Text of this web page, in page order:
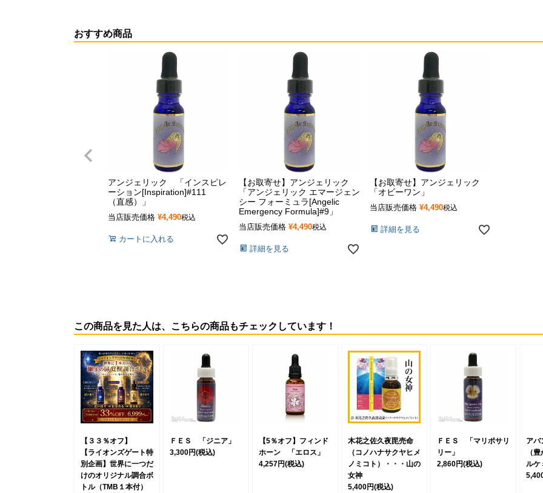
おすすめ商品
アンジェリック 「インスピレ
ーション[Inspiration]#111
（直感）」
当店販売価格 ¥4,490税込
カートに入れる
【お取寄せ】アンジェリック
「アンジェリック エマージェン
シー フォーミュラ[Angelic
Emergency Formula]#9」
当店販売価格 ¥4,490税込
詳細を見る
【お取寄せ】アンジェリック
「オビーワン」
当店販売価格 ¥4,490税込
詳細を見る
この商品を見た人は、こちらの商品もチェックしています！
【３３％オフ】
【ライオンズゲート特
別企画】世界に一つだ
けのオリジナル調合ボ
トル（TMB１本付）
ＦＥＳ 「ジニア」
3,300円(税込)
【5％オフ】フィンド
ホーン 「エロス」
4,257円(税込)
木花之佐久夜毘売命
（コノハナサクヤヒメ
ノミコト）・・・山の
女神
5,400円(税込)
ＦＥＳ 「マリポサリ
リー」
2,860円(税込)
アバ
（
ルケ